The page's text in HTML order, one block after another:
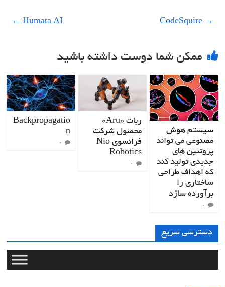
→
CodeSquire
Humata AI
←
ممکن شما دوست داشته باشید
سیستم هوش
مصنوعی می تواند
پروتئین های
جدیدی تولید کند
که اهداف طراحی
ساختاری را
برآورده سازد
۰
ربات «Aru»
محصول شرکت
فرانسوی Nio
Robotics
۰
Backpropagatio
n
۰
دسترسی سریع